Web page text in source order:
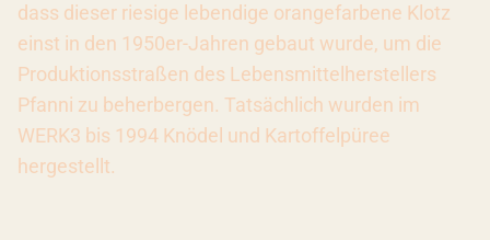
dass dieser riesige lebendige orangefarbene Klotz
einst in den 1950er-Jahren gebaut wurde, um die
Produktionsstraßen des Lebensmittelherstellers
Pfanni zu beherbergen. Tatsächlich wurden im
WERK3 bis 1994 Knödel und Kartoffelpüree
hergestellt.